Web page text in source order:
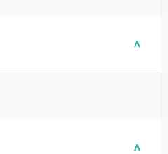
>
>